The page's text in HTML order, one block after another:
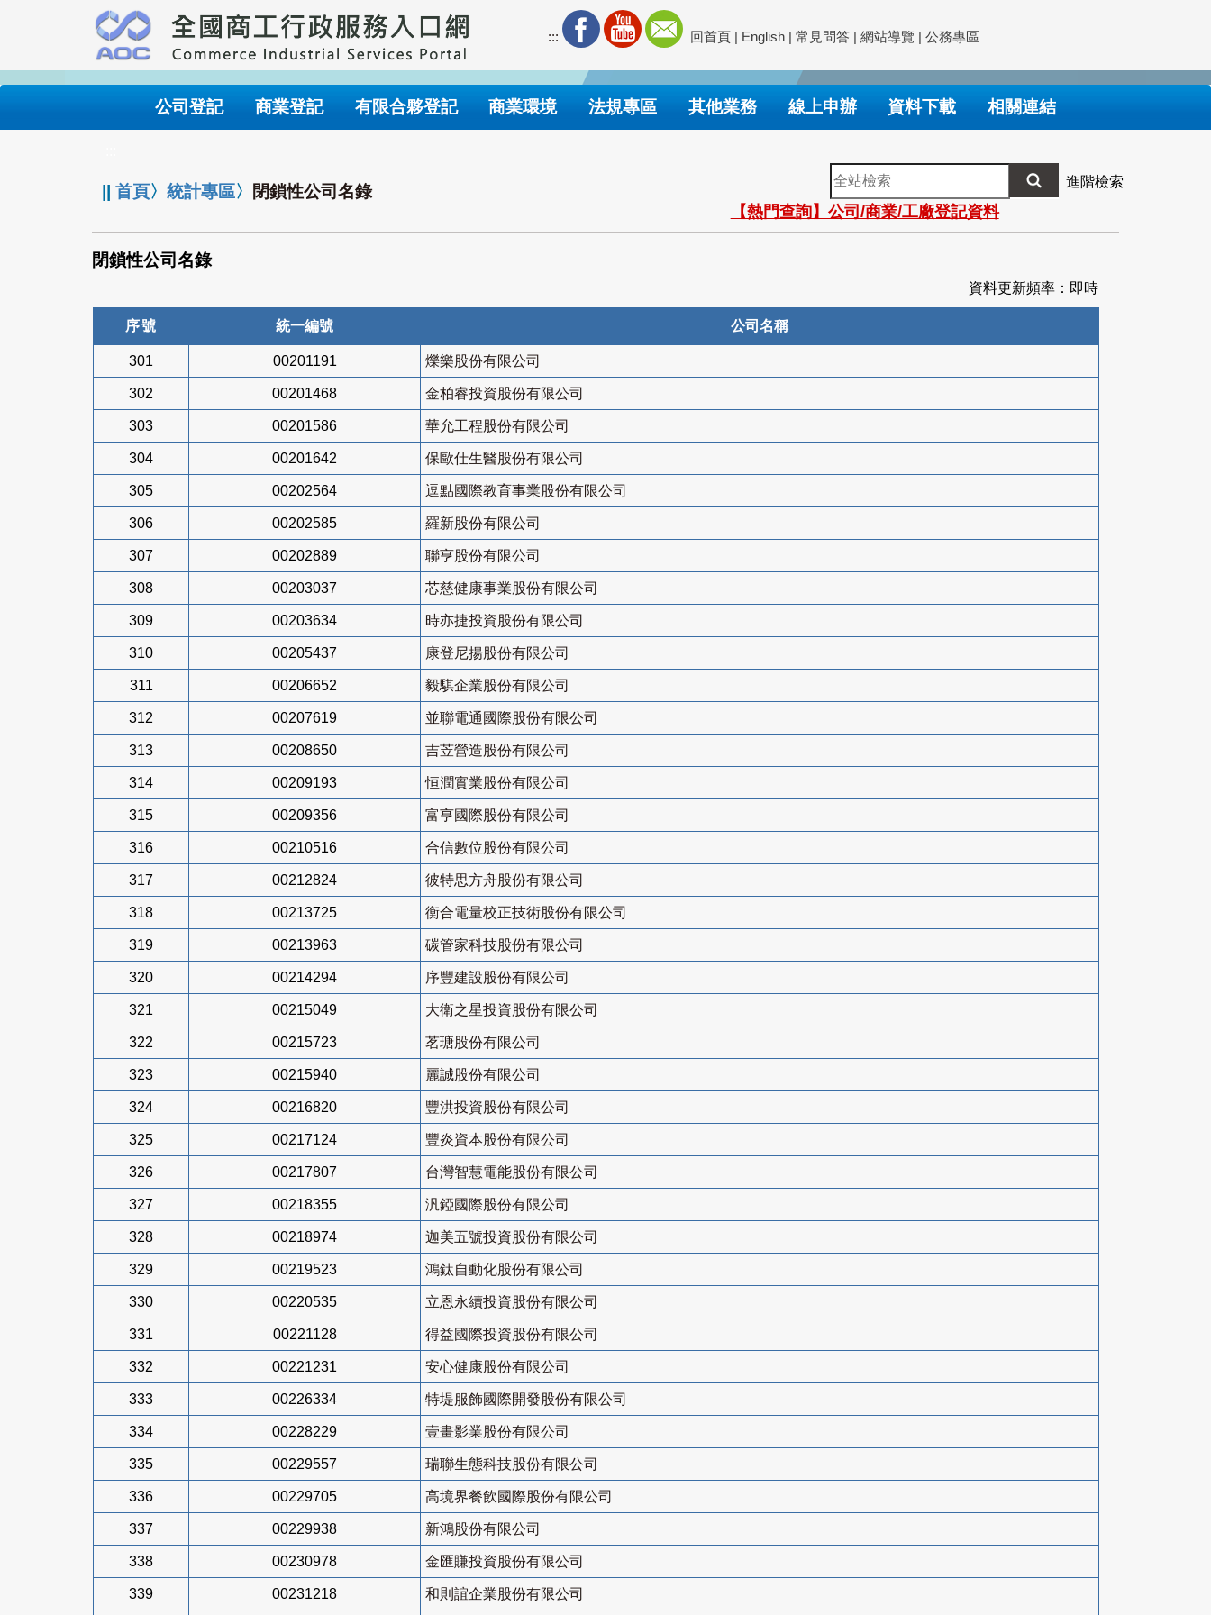
要
內
::: 回首頁 | English | 常見問答 | 網站導覽 | 公務專區
公司登記 商業登記 有限合夥登記 商業環境 法規專區 其他業務 線上申辦 資料下載 相關連結
||首頁〉統計專區〉 閉鎖性公司名錄
全
站
檢
索
進階檢索
【熱門查詢】公司/商業/工廠登記資料
閉鎖性公司名錄
資料更新頻率：即時
序號 統一編號 公司名稱
301 00201191 爍樂股份有限公司
302 00201468 金柏睿投資股份有限公司
303 00201586 華允工程股份有限公司
304 00201642 保歐仕生醫股份有限公司
305 00202564 逗點國際教育事業股份有限公司
306 00202585 羅新股份有限公司
307 00202889 聯亨股份有限公司
308 00203037 芯慈健康事業股份有限公司
309 00203634 時亦捷投資股份有限公司
310 00205437 康登尼揚股份有限公司
311 00206652 毅騏企業股份有限公司
312 00207619 並聯電通國際股份有限公司
313 00208650 吉苙營造股份有限公司
314 00209193 恒潤實業股份有限公司
315 00209356 富亨國際股份有限公司
316 00210516 合信數位股份有限公司
317 00212824 彼特思方舟股份有限公司
318 00213725 衡合電量校正技術股份有限公司
319 00213963 碳管家科技股份有限公司
320 00214294 序豐建設股份有限公司
321 00215049 大衛之星投資股份有限公司
322 00215723 茗瑭股份有限公司
323 00215940 麗誠股份有限公司
324 00216820 豐洪投資股份有限公司
325 00217124 豐炎資本股份有限公司
326 00217807 台灣智慧電能股份有限公司
327 00218355 汎錏國際股份有限公司
328 00218974 迦美五號投資股份有限公司
329 00219523 鴻鈦自動化股份有限公司
330 00220535 立恩永續投資股份有限公司
331 00221128 得益國際投資股份有限公司
332 00221231 安心健康股份有限公司
333 00226334 特堤服飾國際開發股份有限公司
334 00228229 壹畫影業股份有限公司
335 00229557 瑞聯生態科技股份有限公司
336 00229705 高境界餐飲國際股份有限公司
337 00229938 新鴻股份有限公司
338 00230978 金匯賺投資股份有限公司
339 00231218 和則誼企業股份有限公司